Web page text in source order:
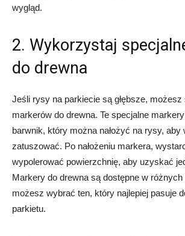
wygląd.
2. Wykorzystaj
do drewna
Jeśli rysy na parkiecie są głębsze,
markerów do drewna. Te specjalne
barwnik, który można nałożyć na rysy, aby
zatuszować. Po nałożeniu markera,
wypolerować powierzchnię, aby uzyskać
Markery do drewna są dostępne w
możesz wybrać ten, który najlepiej pasuje
parkietu.